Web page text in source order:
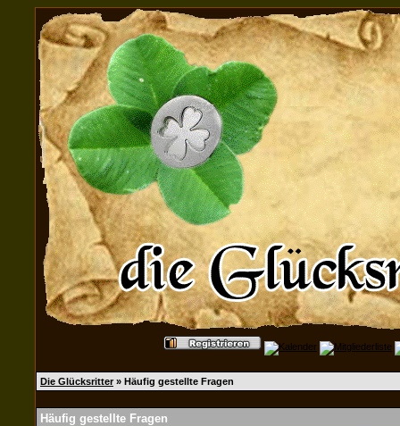
Die Glücksritter » Häufig gestellte Fragen
Häufig gestellte Fragen